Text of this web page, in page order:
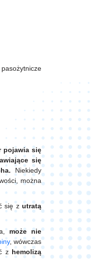
pojawia się
się
Niekiedy
można
się zutratą
może nie
, wówczas
z hemolizą